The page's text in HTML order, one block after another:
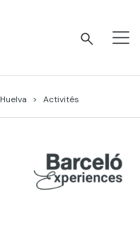
Huelva Activités